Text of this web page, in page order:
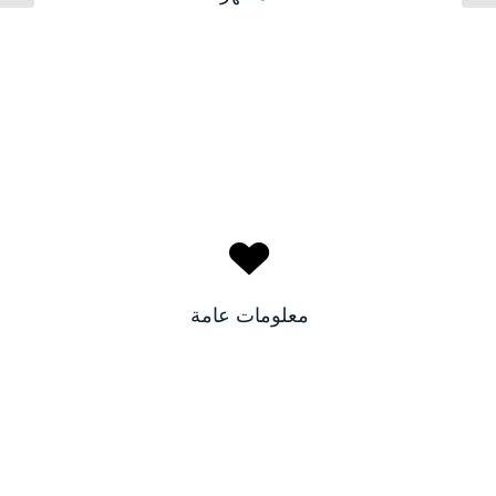
لون الأعين:
معلومات عامة
الاسم:صفاء
المغرب
العمر:٣٠